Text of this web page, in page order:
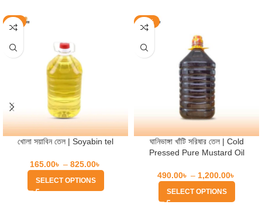
-8%
খোলা সয়াবিন তেল | Soyabin tel
165.00৳ – 825.00৳
SELECT OPTIONS
-17%
ঘানিভাঙ্গা খাঁটি সরিষার তেল | Cold
Pressed Pure Mustard Oil
490.00৳ – 1,200.00৳
SELECT OPTIONS